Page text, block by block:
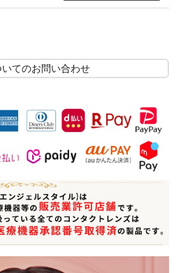
てのお問い合わせ